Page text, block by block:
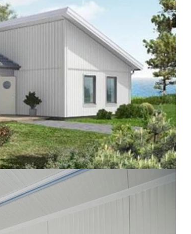
solución de porcelana prefabricada de acero
para uso residencial o comercial.